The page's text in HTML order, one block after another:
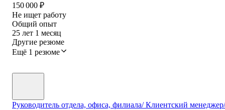
150 000 ₽
Не ищет работу
Общий опыт
25 лет 1 месяц
Другие резюме
Ещё 1 резюме
Руководитель отдела, офиса, филиала/ Клиентский